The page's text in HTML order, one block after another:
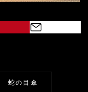
蛇の目傘